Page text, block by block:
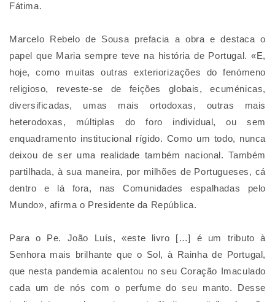
Fátima.
Marcelo Rebelo de Sousa prefacia a obra e destaca o
papel que Maria sempre teve na história de Portugal. «E,
hoje, como muitas outras exteriorizações do fenómeno
religioso, reveste-se de feições globais, ecuménicas,
diversificadas, umas mais ortodoxas, outras mais
heterodoxas, múltiplas do foro individual, ou sem
enquadramento institucional rígido. Como um todo, nunca
deixou de ser uma realidade também nacional. Também
partilhada, à sua maneira, por milhões de Portugueses, cá
dentro e lá fora, nas Comunidades espalhadas pelo
Mundo», afirma o Presidente da República.
Para o Pe. João Luís, «este livro […] é um tributo à
Senhora mais brilhante que o Sol, à Rainha de Portugal,
que nesta pandemia acalentou no seu Coração Imaculado
cada um de nós com o perfume do seu manto. Desse